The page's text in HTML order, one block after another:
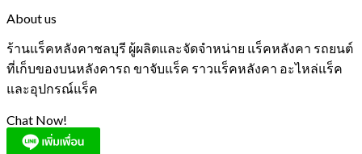
About us
ร้านแร็คหลังคาชลบุรี ผู้ผลิตและจัดจำหน่าย แร็คหลังคา รถยนต์
ที่เก็บของบนหลังคารถ ขาจับแร็ค ราวแร็คหลังคา อะไหล่แร็ค
และอุปกรณ์แร็ค
Chat Now!